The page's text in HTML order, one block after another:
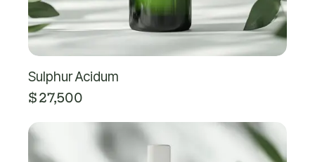
Sulphur Acidum
$27,500